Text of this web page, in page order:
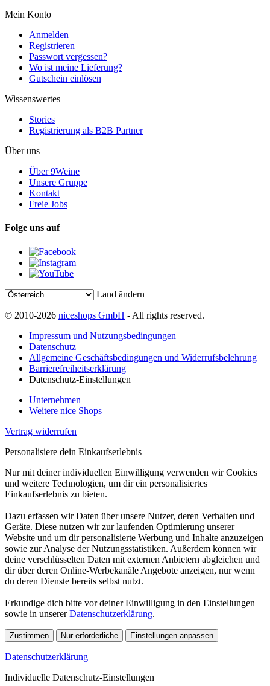
Mein Konto
Anmelden
Registrieren
Passwort vergessen?
Wo ist meine Lieferung?
Gutschein einlösen
Wissenswertes
Stories
Registrierung als B2B Partner
Über uns
Über 9Weine
Unsere Gruppe
Kontakt
Freie Jobs
Folge uns auf
Land ändern
© 2010-2026 niceshops GmbH - All rights reserved.
Impressum und Nutzungsbedingungen
Datenschutz
Allgemeine Geschäftsbedingungen und Widerrufsbelehrung
Barrierefreiheitserklärung
Datenschutz-Einstellungen
Unternehmen
Weitere nice Shops
Vertrag widerrufen
Personalisiere dein Einkaufserlebnis
Nur mit deiner individuellen Einwilligung verwenden wir Cookies
und weitere Technologien, um dir ein personalisiertes
Einkaufserlebnis zu bieten.
Dazu erfassen wir Daten über unsere Nutzer, deren Verhalten und
Geräte. Diese nutzen wir zur laufenden Optimierung unserer
Website und um dir personalisierte Werbung und Inhalte anzuzeigen
sowie zur Analyse der Nutzungsstatistiken. Außerdem können wir
deine verschlüsselten Daten mit externen Anbietern abgleichen und
dir über deren Online-Werbekanäle Angebote anzeigen, nur wenn
du deren Dienste bereits selbst nutzt.
Erkundige dich bitte vor deiner Einwilligung in den Einstellungen
sowie in unsererDatenschutzerklärung.
Zustimmen Nur erforderliche Einstellungen anpassen
Datenschutzerklärung
Individuelle Datenschutz-Einstellungen